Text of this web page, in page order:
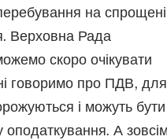
на
Верховна Рада
скоро очікувати
говоримо про ПДВ, для
і можуть бути
оподаткування. А